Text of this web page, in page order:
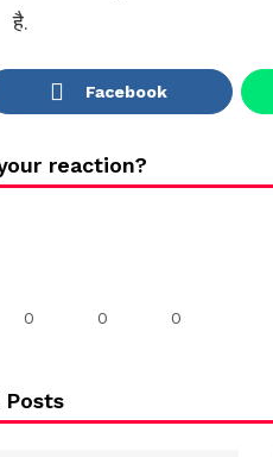
है.
Facebook
reaction?
0 0 0
Posts